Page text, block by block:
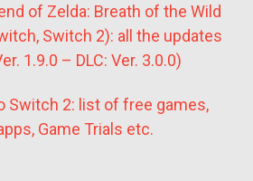
of Zelda: Breath of the Wild
Switch 2): all the updates
1.9.0 – DLC: Ver. 3.0.0)
Switch 2: list of free games,
Game Trials etc.